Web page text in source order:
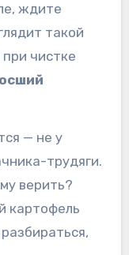
ждите
такой
чистке
— не у
трудяги.
верить?
картофель